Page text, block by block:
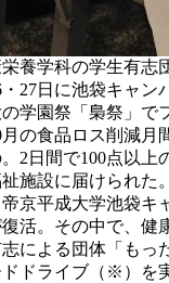
養学科の学生有志
27日に池袋キャン
学園祭「梟祭」で
の食品ロス削減月
2日間で100点以上
施設に届けられた。
京平成大学池袋キ
活。その中で、健
による団体「もっ
ドライブ（※）を